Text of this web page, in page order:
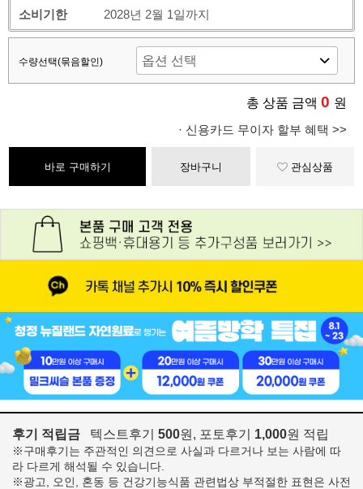
소비기한
2028년 2월 1일까지
수량선택(묶음할인)
총 상품 금액 0 원
· 신용카드 무이자 할부 혜택 >>
바로 구매하기 장바구니 관심상품
후기 적립금 텍스트후기 500원, 포토후기 1,000원 적립
※구매후기는 주관적인 의견으로 사실과 다르거나 보는 사람에 따
라 다르게 해석될 수 있습니다.
※광고, 오인, 혼동 등 건강기능식품 관련법상 부적절한 표현은 사전